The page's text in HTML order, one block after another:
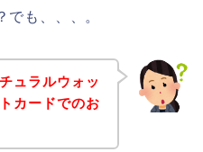
でも、、、。
ュラルウォッ
カードでのお